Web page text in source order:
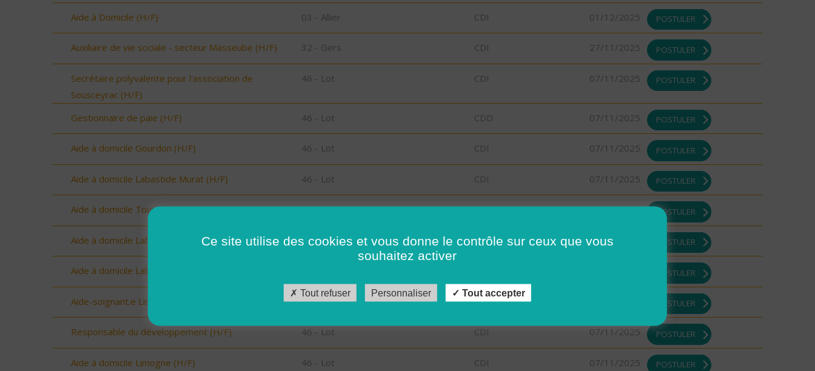
Aide à Domicile (H/F) 03 - Allier CDI 01/12/2025 POSTULER
Auxiliaire de vie sociale - secteur Masseube (H/F) 32 - Gers CDI 27/11/2025 POSTULER
Secrétaire polyvalente pour l'association de
Sousceyrac (H/F)
46 - Lot CDI 07/11/2025 POSTULER
Gestionnaire de paie (H/F) 46 - Lot CDD 07/11/2025 POSTULER
Aide à domicile Gourdon (H/F) 46 - Lot CDI 07/11/2025 POSTULER
Aide à domicile Labastide Murat (H/F) 46 - Lot CDI 07/11/2025 POSTULER
Aide à domicile Tour de faure (H/F) 46 - Lot CDI 07/11/2025 POSTULER
Aide à domicile Labastide Murat (H/F) 46 - Lot CDI 07/11/2025 POSTULER
Aide à domicile Labastide Murat (H/F) POSTULER
Aide-soignant.e Limogne en Quercy (H/F) 46 - Lot CDD POSTULER
Responsable du développement (H/F) 46 - Lot CDI 07/11/2025 POSTULER
Aide à domicile Limogne (H/F) 46 - Lot CDI 07/11/2025 POSTULER
Ce site utilise des cookies et vous donne le contrôle sur ceux que vous
souhaitez activer
Tout refuser Personnaliser Tout accepter